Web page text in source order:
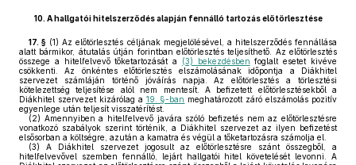
10. A hallgatói hitelszerződés alapján fennálló tartozás előtörlesztése
17. § (1) Az előtörlesztés céljának megjelölésével, a hitelszerződés fennállása
alatt bármikor, átutalás útján forintban előtörlesztés teljesíthető. Az előtörlesztés
összege a hitelfelvevő tőketartozását a (3) bekezdésben foglalt esetet kivéve
csökkenti. Az önkéntes előtörlesztés elszámolásának időpontja a Diákhitel
szervezet számláján történő jóváírás napja. Az előtörlesztés a törlesztési
kötelezettség teljesítése alól nem mentesít. A befizetett előtörlesztésekből a
Diákhitel szervezet kizárólag a 19. §-ban meghatározott záró elszámolás pozitív
egyenlege után teljesít visszatérítést.
(2) Amennyiben a hitelfelvevő javára szóló befizetés nem az előtörlesztésre
vonatkozó szabályok szerint történik, a Diákhitel szervezet az ilyen befizetést
elsősorban a költségre, azután a kamatra és végül a tőketartozásra számolja el.
(3) A Diákhitel szervezet jogosult az előtörlesztésre szánt összegből, a
hitelfelvevővel szemben fennálló, lejárt hallgatói hitel követelését levonni. A